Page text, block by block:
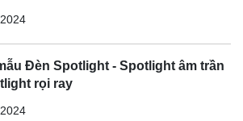
Đèn Spotlight - Spotlight âm trần
rọi ray